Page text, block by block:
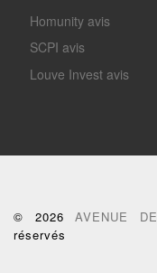
Homunity avis
SCPI avis
Louve Invest avis
© 2026AVENUE
réservés